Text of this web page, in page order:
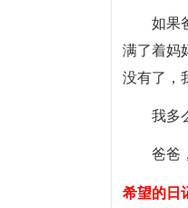
如果
满了着妈
没有了，
我多
爸爸
希望的日